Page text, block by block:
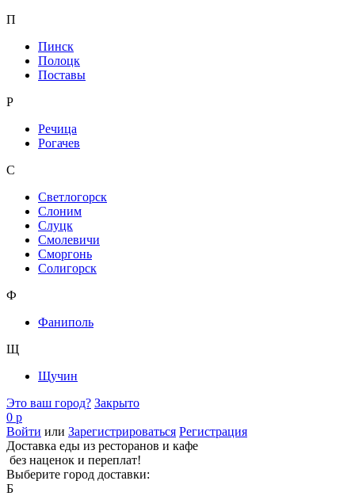
П
Пинск
Полоцк
Поставы
Р
Речица
Рогачев
С
Светлогорск
Слоним
Слуцк
Смолевичи
Сморгонь
Солигорск
Ф
Фаниполь
Щ
Щучин
Это ваш город? Закрыто
0 р
Войти или Зарегистрироваться Регистрация
Доставка еды из ресторанов и кафе
без наценок и переплат!
Выберите город доставки:
Б